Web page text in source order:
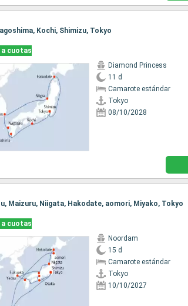
Kochi, Shimizu, Tokyo
a cuotas
Diamond Princess
11 d
Camarote estándar
Tokyo
08/10/2028
Maizuru, Niigata, Hakodate, aomori, Miyako, Tokyo
a cuotas
Noordam
15 d
Camarote estándar
Tokyo
10/10/2027